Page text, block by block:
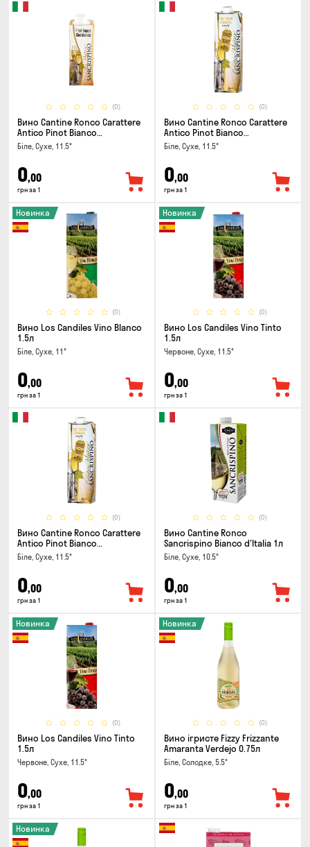
(0)
Вино Cantine Ronco Carattere
Antico Pinot Bianco
Chardonnay Rubicone IGT 0.25л
Біле, Сухе, 11.5°
0,00
грн за 1
(0)
Вино Cantine Ronco Carattere
Antico Pinot Bianco
Chardonnay Rubicone IGT 1л
Біле, Сухе, 11.5°
0,00
грн за 1
(0)
Новинка
Вино Los Candiles Vino Blanco
1.5л
Біле, Сухе, 11°
0,00
грн за 1
(0)
Новинка
Вино Los Candiles Vino Tinto
1.5л
Червоне, Сухе, 11.5°
0,00
грн за 1
(0)
Вино Cantine Ronco Carattere
Antico Pinot Bianco
Chardonnay Rubicone IGT 1л
Біле, Сухе, 11.5°
0,00
грн за 1
(0)
Вино Cantine Ronco
Sancrispino Bianco d'Italia 1л
Біле, Сухе, 10.5°
0,00
грн за 1
(0)
Новинка
Вино Los Candiles Vino Tinto
1.5л
Червоне, Сухе, 11.5°
0,00
грн за 1
(0)
Новинка
Вино ігристе Fizzy Frizzante
Amaranta Verdejo 0.75л
Біле, Солодке, 5.5°
0,00
грн за 1
Новинка